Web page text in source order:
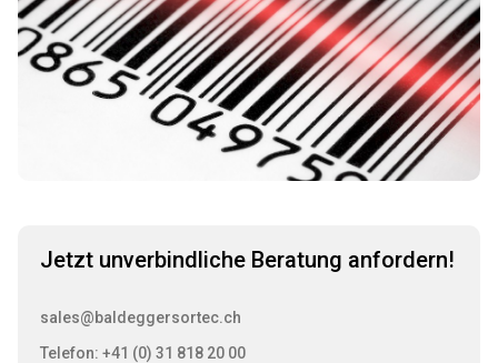
Jetzt unverbindliche Beratung anfordern!
sales@baldeggersortec.ch
Telefon: +41 (0) 31 818 20 00